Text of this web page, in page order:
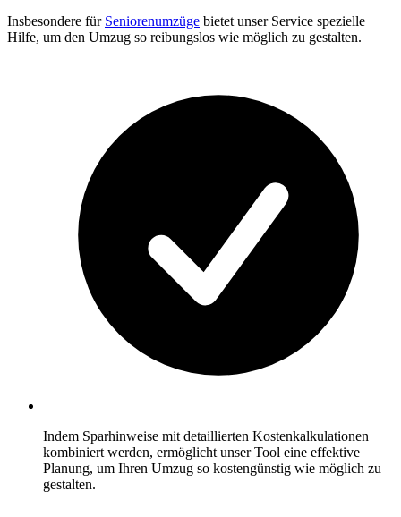
Insbesondere für Seniorenumzüge bietet unser Service spezielle
Hilfe, um den Umzug so reibungslos wie möglich zu gestalten.
Indem Sparhinweise mit detaillierten Kostenkalkulationen
kombiniert werden, ermöglicht unser Tool eine effektive
Planung, um Ihren Umzug so kostengünstig wie möglich zu
gestalten.